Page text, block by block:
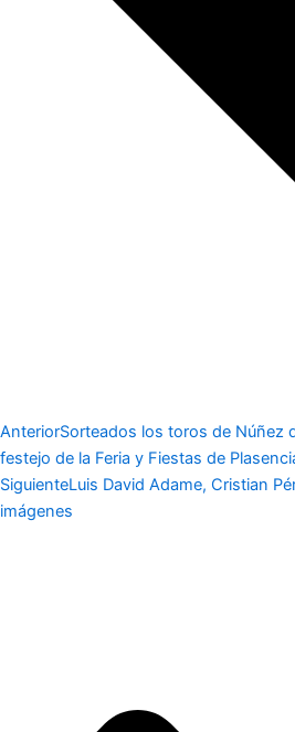
AnteriorSorteados los toros de Núñez
festejo de la Feria y Fiestas de
SiguienteLuis David Adame, Cristian
imágenes